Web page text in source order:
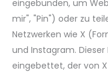
eingebunden, um
mir", "Pin") oder zu
Netzwerken wie X
und Instagram.
eingebettet, der von